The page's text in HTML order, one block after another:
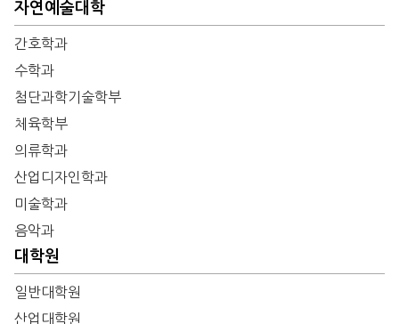
자연예술대학
간호학과
수학과
첨단과학기술학부
체육학부
의류학과
산업디자인학과
미술학과
음악과
대학원
일반대학원
산업대학원